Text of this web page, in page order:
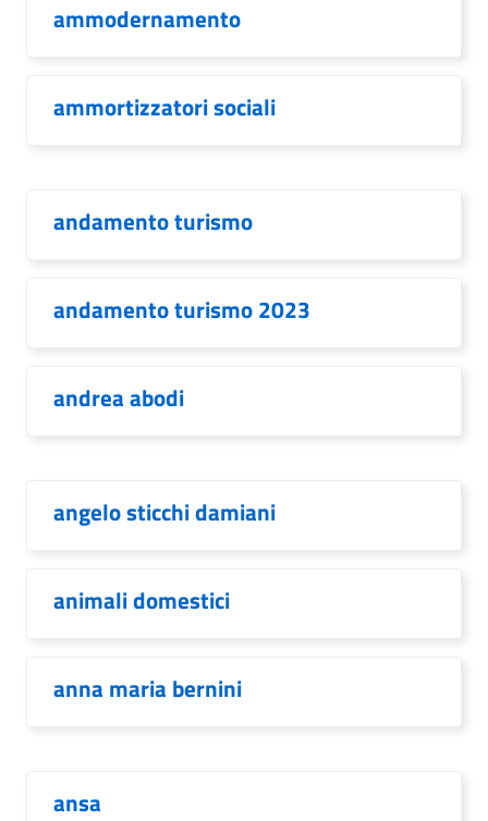
ammodernamento
ammortizzatori sociali
andamento turismo
andamento turismo 2023
andrea abodi
angelo sticchi damiani
animali domestici
anna maria bernini
ansa